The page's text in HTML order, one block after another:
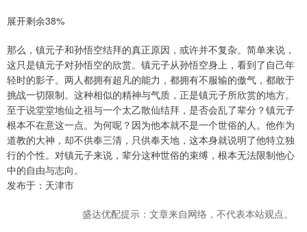
展开剩余38%
那么，镇元子和孙悟空结拜的真正原因，或许并不复杂。简单来说，
这只是镇元子对孙悟空的欣赏。镇元子从孙悟空身上，看到了自己年
轻时的影子。两人都拥有超凡的能力，都拥有不服输的傲气，都敢于
挑战一切限制。这种相似的精神与气质，正是镇元子所欣赏的地方。
至于说堂堂地仙之祖与一个太乙散仙结拜，是否会乱了辈分？镇元子
根本不在意这一点。为何呢？因为他本就不是一个世俗的人。他作为
道教的大神，却不供奉三清，只供奉天地，这本身就说明了他特立独
行的个性。对镇元子来说，辈分这种世俗的束缚，根本无法限制他心
中的自由与志向。
发布于：天津市
盛达优配提示：文章来自网络，不代表本站观点。